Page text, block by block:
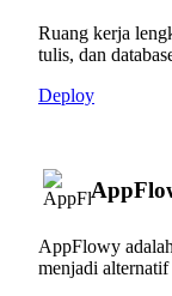
Ruang kerja
tulis, dan
Deploy
AppFlowy
menjadi